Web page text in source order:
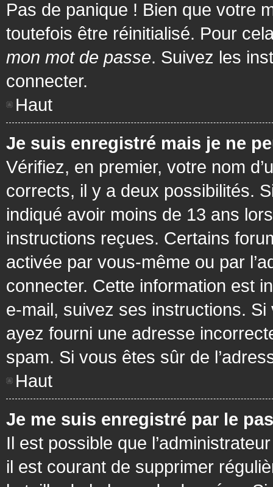
Pas de panique ! Bien que votre
toutefois être réinitialisé. Pour
mon mot de passe. Suivez les
connecter.
Haut
Je suis enregistré mais je ne
Vérifiez, en premier, votre nom
corrects, il y a deux possibilités.
indiqué avoir moins de 13 ans
instructions reçues. Certains
activée par vous-même ou par
connecter. Cette information est
e-mail, suivez ses instructions. Si
ayez fourni une adresse
spam. Si vous êtes sûr de
Haut
Je me suis enregistré par le
Il est possible que
il est courant de supprimer